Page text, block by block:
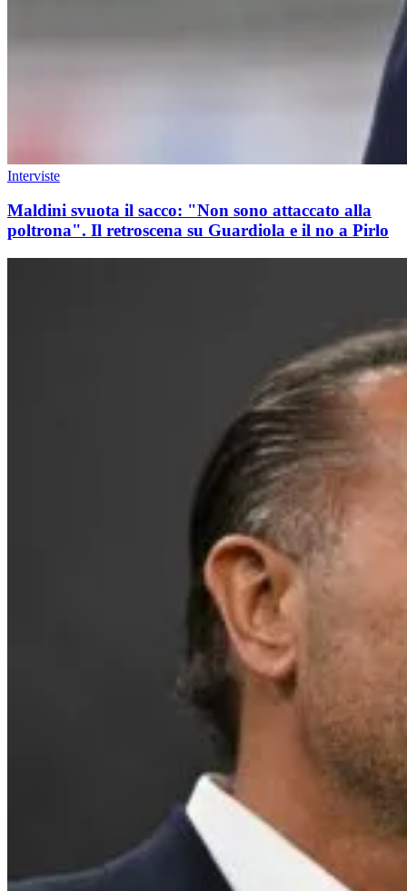
Interviste
Maldini svuota il sacco: "Non sono attaccato alla
poltrona". Il retroscena su Guardiola e il no a Pirlo